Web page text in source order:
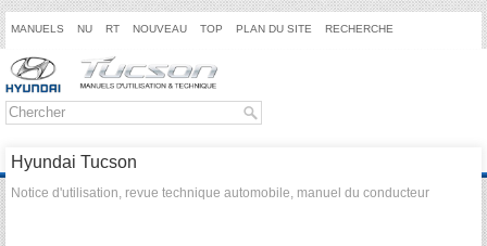
MANUELS NU RT NOUVEAU TOP PLAN DU SITE RECHERCHE
Hyundai Tucson
Notice d'utilisation, revue technique automobile, manuel du conducteur